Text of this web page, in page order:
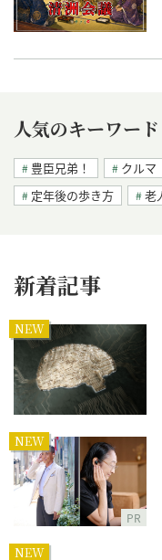
人気のキーワード
豊臣兄弟！ クルマ
定年後の歩き方
老
新着記事
NEW
NEW
PR
NEW